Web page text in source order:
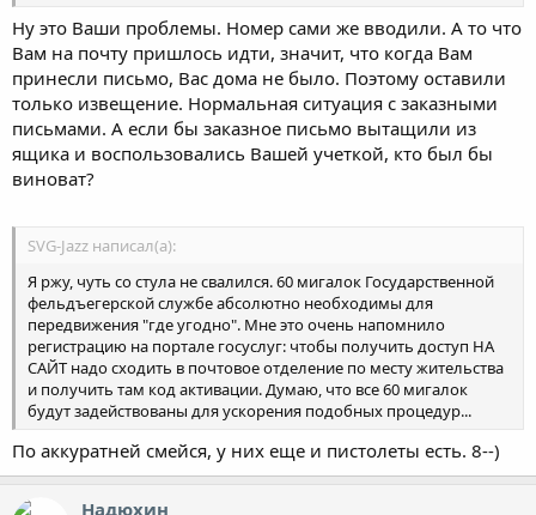
Ну это Ваши проблемы. Номер сами же вводили. А то что
Вам на почту пришлось идти, значит, что когда Вам
принесли письмо, Вас дома не было. Поэтому оставили
только извещение. Нормальная ситуация с заказными
письмами. А если бы заказное письмо вытащили из
ящика и воспользовались Вашей учеткой, кто был бы
виноват?
SVG-Jazz написал(а):
Я ржу, чуть со стула не свалился. 60 мигалок Государственной
фельдъегерской службе абсолютно необходимы для
передвижения "где угодно". Мне это очень напомнило
регистрацию на портале госуслуг: чтобы получить доступ НА
САЙТ надо сходить в почтовое отделение по месту жительства
и получить там код активации. Думаю, что все 60 мигалок
будут задействованы для ускорения подобных процедур...
По аккуратней смейся, у них еще и пистолеты есть. 8--)
Надюхин